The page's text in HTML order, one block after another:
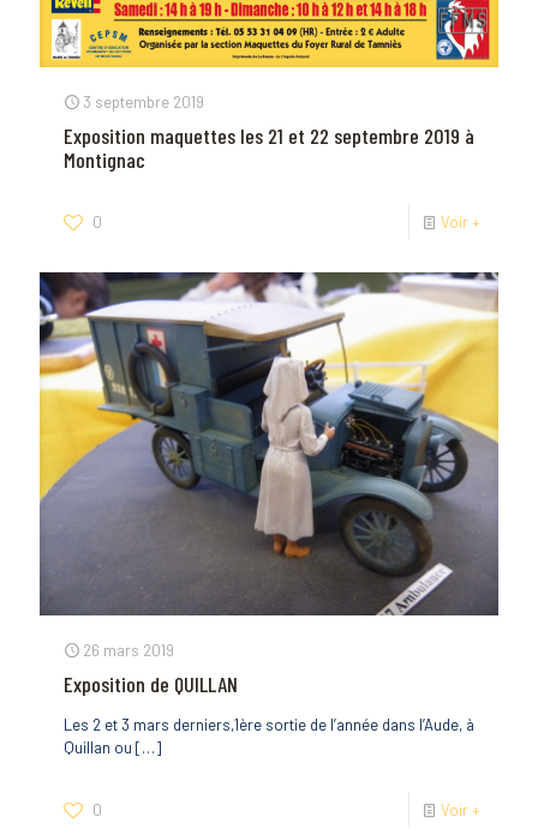
3 septembre 2019
Exposition maquettes les 21 et 22 septembre 2019 à
Montignac
0 Voir +
26 mars 2019
Exposition de QUILLAN
Les 2 et 3 mars derniers,1ère sortie de l’année dans l’Aude, à
Quillan ou […]
0 Voir +